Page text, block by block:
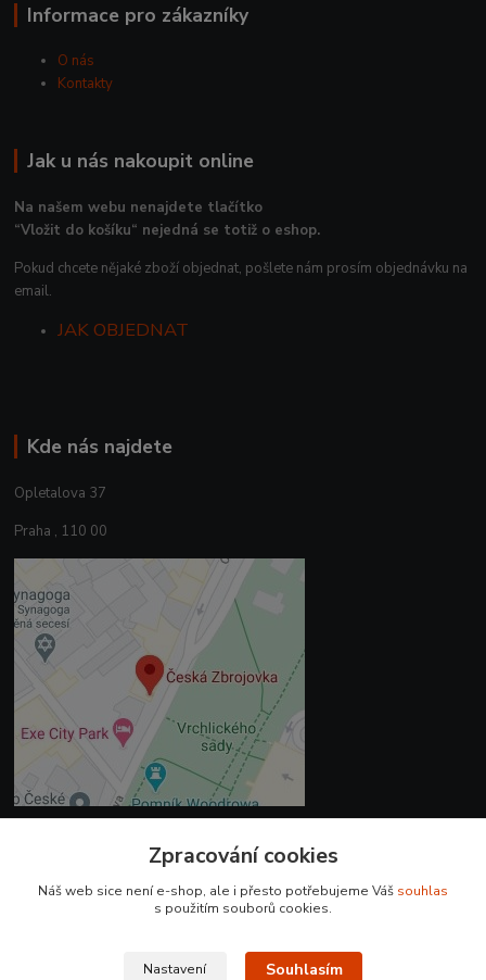
Informace pro zákazníky
O nás
Kontakty
Jak u nás nakoupit online
Na našem webu nenajdete tlačítko
“Vložit do košíku“ nejedná se totiž o eshop.
Pokud chcete nějaké zboží objednat, pošlete nám prosím objednávku na
email.
JAK OBJEDNAT
Kde nás najdete
Opletalova 37
Praha , 110 00
+420 225 375 800
Zpracování cookies
Náš web sice není e-shop, ale i přesto potřebujeme Váš souhlas
s použitím souborů cookies.
Nastavení Souhlasím